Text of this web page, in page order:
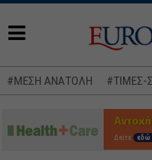
#ΜΕΣΗ ΑΝΑΤΟΛΗ
Δείτε